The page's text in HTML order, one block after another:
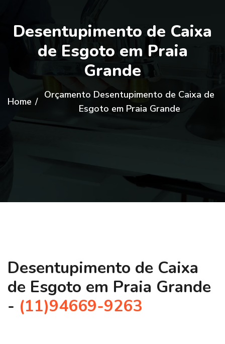
Desentupimento de Caixa
de Esgoto em Praia
Grande
Home /
Orçamento Desentupimento de Caixa de
Esgoto em Praia Grande
Desentupimento de Caixa
de Esgoto em Praia Grande
- (11)94669-9263